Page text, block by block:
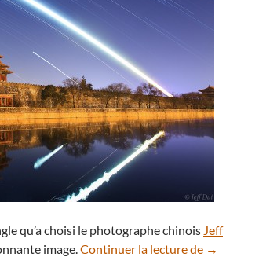
qu’a choisi le photographe chinois Jeff
image.Continuer la lecture de Filé de
→